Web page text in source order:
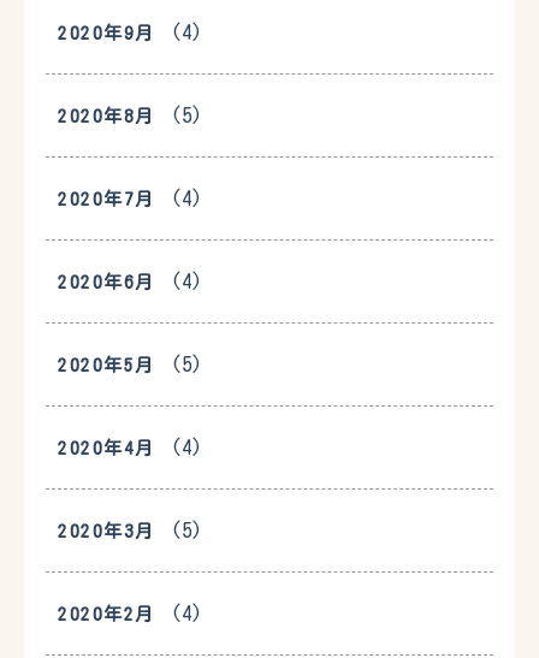
2020年9月 (4)
2020年8月 (5)
2020年7月 (4)
2020年6月 (4)
2020年5月 (5)
2020年4月 (4)
2020年3月 (5)
2020年2月 (4)